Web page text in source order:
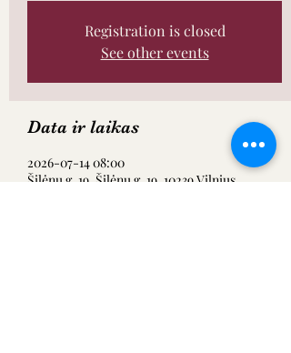
Registration is closed
See other events
Data ir laikas
2026-07-14 08:00
Šilėnų g. 19, Šilėnų g. 19, 10239 Vilnius,